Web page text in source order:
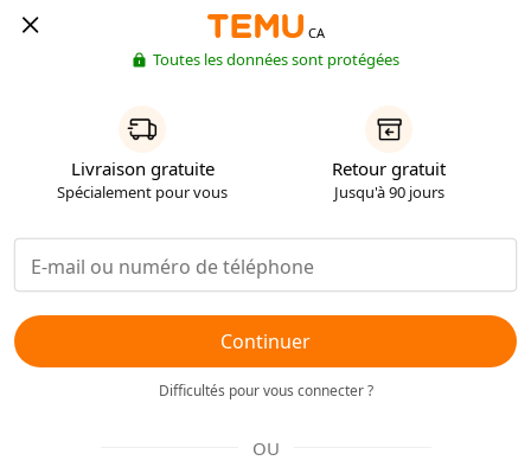
CA
Toutes les données sont protégées
Livraison gratuite
Spécialement pour vous
Retour gratuit
Jusqu'à 90 jours
Continuer
Difficultés pour vous connecter ?
OU